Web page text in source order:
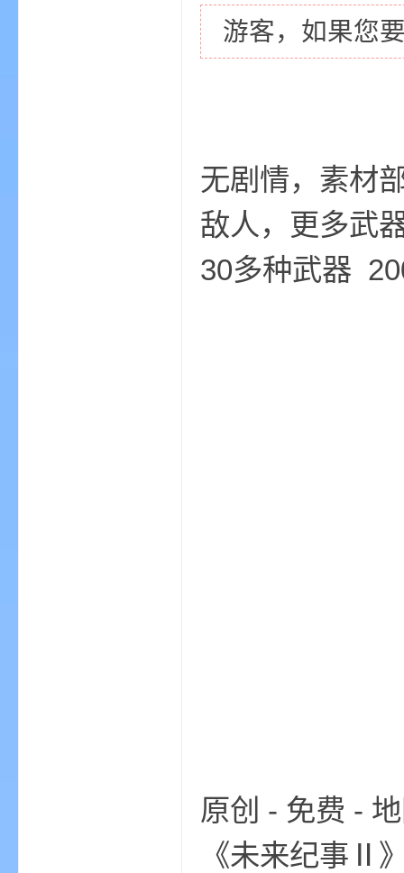
游客，如果您
无剧情，素材
敌人，更多武
30多种武器
原创 - 免费 -
《未来纪事Ⅱ